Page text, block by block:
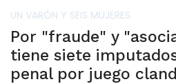
UN VARÓN Y SEIS MUJERES
Por "fraude" y
tiene siete
penal por juego